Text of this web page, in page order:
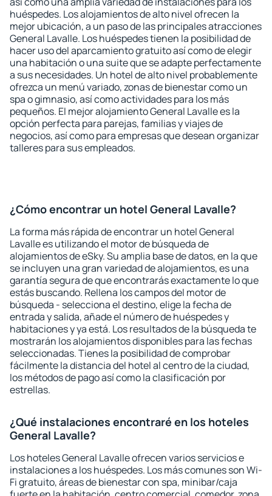
huéspedes. Los alojamientos de alto nivel ofrecen la
mejor ubicación, a un paso de las principales atracciones
General Lavalle. Los huéspedes tienen la posibilidad de
hacer uso del aparcamiento gratuito así como de elegir
una habitación o una suite que se adapte perfectamente
a sus necesidades. Un hotel de alto nivel probablemente
ofrezca un menú variado, zonas de bienestar como un
spa o gimnasio, así como actividades para los más
pequeños. El mejor alojamiento General Lavalle es la
opción perfecta para parejas, familias y viajes de
negocios, así como para empresas que desean organizar
talleres para sus empleados.
¿Cómo encontrar un hotel General Lavalle?
La forma más rápida de encontrar un hotel General
Lavalle es utilizando el motor de búsqueda de
alojamientos de eSky. Su amplia base de datos, en la que
se incluyen una gran variedad de alojamientos, es una
garantía segura de que encontrarás exactamente lo que
estás buscando. Rellena los campos del motor de
búsqueda - selecciona el destino, elige la fecha de
entrada y salida, añade el número de huéspedes y
habitaciones y ya está. Los resultados de la búsqueda te
mostrarán los alojamientos disponibles para las fechas
seleccionadas. Tienes la posibilidad de comprobar
fácilmente la distancia del hotel al centro de la ciudad,
los métodos de pago así como la clasificación por
estrellas.
¿Qué instalaciones encontraré en los hoteles
General Lavalle?
Los hoteles General Lavalle ofrecen varios servicios e
instalaciones a los huéspedes. Los más comunes son Wi-
Fi gratuito, áreas de bienestar con spa, minibar/caja